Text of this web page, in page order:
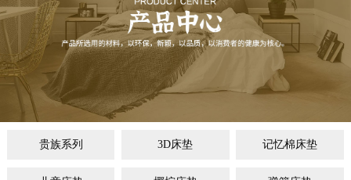
贵族系列 3D床垫 记忆棉床垫